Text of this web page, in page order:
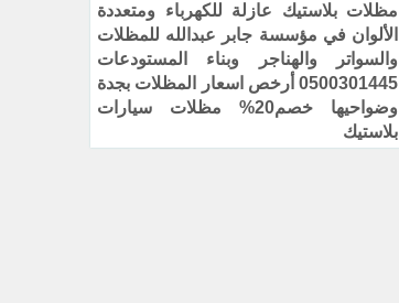
مظلات بلاستيك عازلة للكهرباء ومتعددة
الألوان في مؤسسة جابر عبدالله للمظلات
والسواتر والهناجر وبناء المستودعات
0500301445 أرخص اسعار المظلات بجدة
وضواحيها خصم20% مظلات سيارات
بلاستيك